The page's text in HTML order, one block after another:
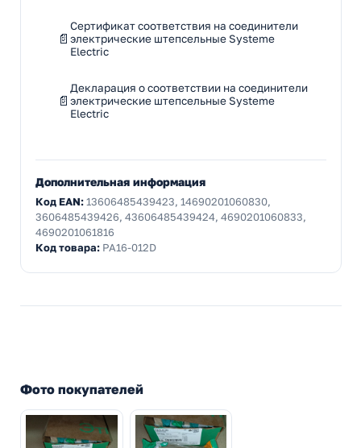
Сертификат соответствия на соединители
электрические штепсельные Systeme
Electric
Декларация о соответствии на соединители
электрические штепсельные Systeme
Electric
Дополнительная информация
Код EAN:13606485439423, 14690201060830,
3606485439426, 43606485439424, 4690201060833,
4690201061816
Код товара: PA16-012D
Фото покупателей